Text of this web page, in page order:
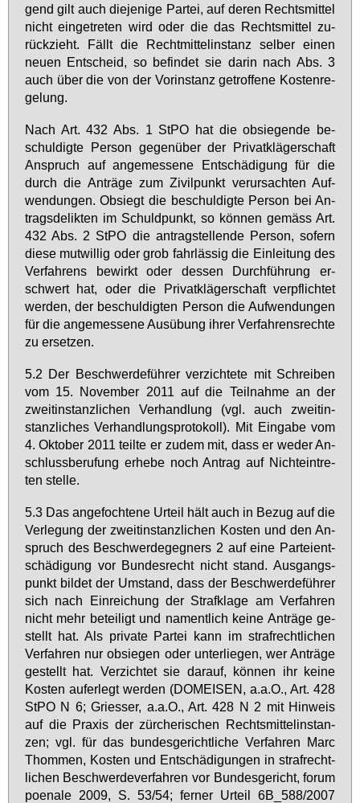
gend gilt auch die­je­ni­ge Par­tei, auf de­ren Rechts­mit­tel
nicht ein­ge­tre­ten wird oder die das Rechts­mit­tel zu­
rück­zieht. Fällt die Recht­mit­tel­in­stanz sel­ber ei­nen
neu­en Ent­scheid, so be­fin­det sie dar­in nach Abs. 3
auch über die von der Vor­in­stanz ge­trof­fe­ne Kos­ten­re­
ge­lung.
Nach Art. 432 Abs. 1 StPO hat die ob­sie­gen­de be­
schul­dig­te Per­son ge­gen­über der Pri­vat­klä­ger­schaft
An­spruch auf an­ge­mes­se­ne Ent­schä­di­gung für die
durch die An­trä­ge zum Zi­vil­punkt ver­ur­sach­ten Auf­
wen­dun­gen. Ob­siegt die be­schul­dig­te Per­son bei An­
trags­de­lik­ten im Schuld­punkt, so kön­nen ge­mäss Art.
432 Abs. 2 StPO die an­trag­stel­len­de Per­son, so­fern
die­se mut­wil­lig oder grob fahr­läs­sig die Ein­lei­tung des
Ver­fah­rens be­wirkt oder des­sen Durch­füh­rung er­
schwert hat, oder die Pri­vat­klä­ger­schaft ver­pflich­tet
wer­den, der be­schul­dig­ten Per­son die Auf­wen­dun­gen
für die an­ge­mes­se­ne Aus­übung ih­rer Ver­fah­rens­rech­te
zu er­set­zen.
5.2 Der Be­schwer­de­füh­rer ver­zich­te­te mit Schrei­ben
vom 15. No­vem­ber 2011 auf die Teil­nah­me an der
zweit­in­stanz­li­chen Ver­hand­lung (vgl. auch zweit­in­
stanz­li­ches Ver­hand­lungs­pro­to­koll). Mit Ein­ga­be vom
4. Ok­to­ber 2011 teil­te er zu­dem mit, dass er we­der An­
schluss­be­ru­fung er­he­be noch An­trag auf Nicht­ein­tre­
ten stel­le.
5.3 Das an­ge­foch­te­ne Ur­teil hält auch in Be­zug auf die
Ver­le­gung der zweit­in­stanz­li­chen Kos­ten und den An­
spruch des Be­schwer­de­geg­ners 2 auf ei­ne Par­tei­ent­
schä­di­gung vor Bun­des­recht nicht stand. Aus­gangs­
punkt bil­det der Um­stand, dass der Be­schwer­de­füh­rer
sich nach Ein­rei­chung der Straf­kla­ge am Ver­fah­ren
nicht mehr be­tei­ligt und na­ment­lich kei­ne An­trä­ge ge­
stellt hat. Als pri­va­te Par­tei kann im straf­recht­li­chen
Ver­fah­ren nur ob­sie­gen oder un­ter­lie­gen, wer An­trä­ge
ge­stellt hat. Ver­zich­tet sie dar­auf, kön­nen ihr kei­ne
Kos­ten auf­er­legt wer­den (DO­MEI­SEN, a.a.O., Art. 428
StPO N 6; Gries­ser, a.a.O., Art. 428 N 2 mit Hin­weis
auf die Pra­xis der zür­che­ri­schen Rechts­mit­tel­in­stan­
zen; vgl. für das bun­des­ge­richt­li­che Ver­fah­ren Marc
Thom­men, Kos­ten und Ent­schä­di­gun­gen in straf­recht­
li­chen Be­schwer­de­ver­fah­ren vor Bun­des­ge­richt, fo­rum
po­ena­le 2009, S. 53/54; fer­ner Ur­teil 6B_588/2007